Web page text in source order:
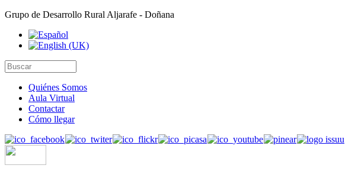
Grupo de Desarrollo Rural Aljarafe - Doñana
Quiénes Somos
Aula Virtual
Contactar
Cómo llegar